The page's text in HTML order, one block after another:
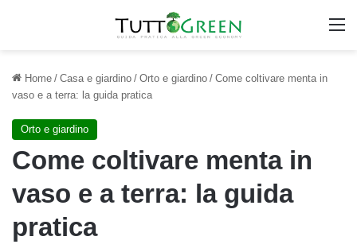
Home / Casa e giardino / Orto e giardino / Come coltivare menta in
vaso e a terra: la guida pratica
Orto e giardino
Come coltivare menta in
vaso e a terra: la guida
pratica